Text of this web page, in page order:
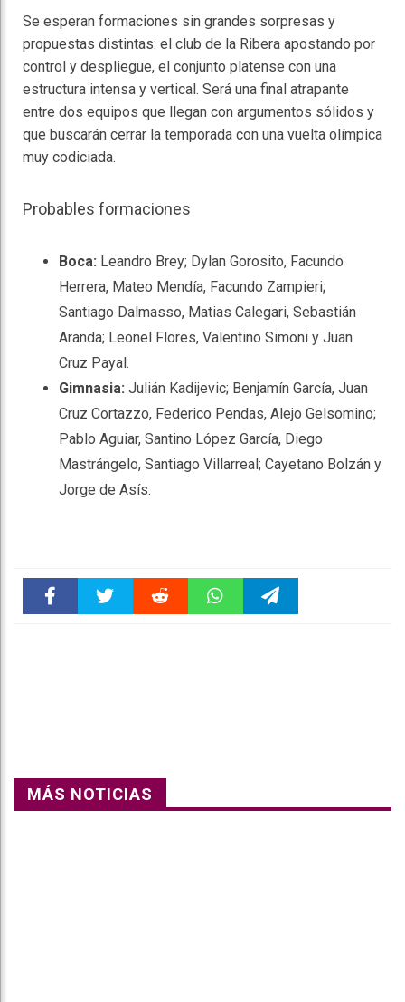
Se esperan formaciones sin grandes sorpresas y
propuestas distintas: el club de la Ribera apostando por
control y despliegue, el conjunto platense con una
estructura intensa y vertical. Será una final atrapante
entre dos equipos que llegan con argumentos sólidos y
que buscarán cerrar la temporada con una vuelta olímpica
muy codiciada.
Probables formaciones
Boca: Leandro Brey; Dylan Gorosito, Facundo
Herrera, Mateo Mendía, Facundo Zampieri;
Santiago Dalmasso, Matias Calegari, Sebastián
Aranda; Leonel Flores, Valentino Simoni y Juan
Cruz Payal.
Gimnasia: Julián Kadijevic; Benjamín García, Juan
Cruz Cortazzo, Federico Pendas, Alejo Gelsomino;
Pablo Aguiar, Santino López García, Diego
Mastrángelo, Santiago Villarreal; Cayetano Bolzán y
Jorge de Asís.
MÁS NOTICIAS